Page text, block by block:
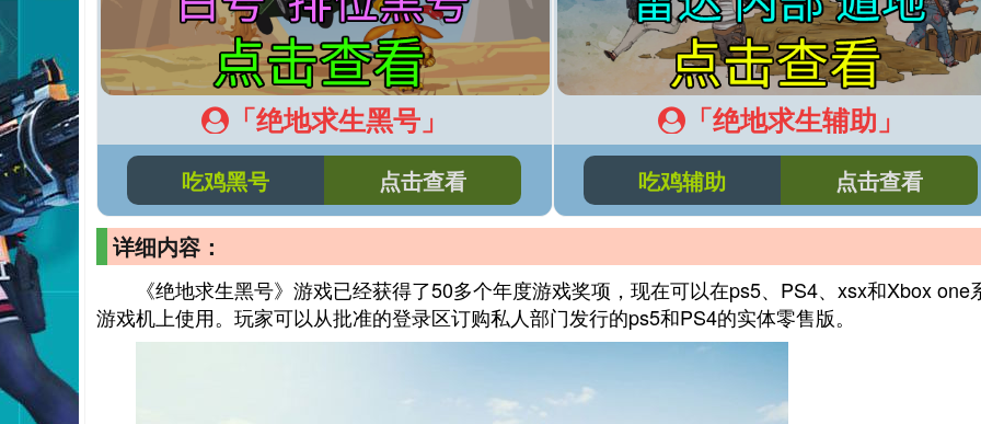
「绝地求生黑号」
吃鸡黑号 点击查看
「绝地求生辅助」
吃鸡辅助 点击查看
详细内容：
《绝地求生黑号》游戏已经获得了50多个年度游戏奖项，现在可以在ps5、PS4、xsx和Xbox one
游戏机上使用。玩家可以从批准的登录区订购私人部门发行的ps5和PS4的实体零售版。